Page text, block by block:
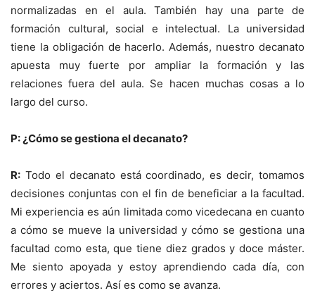
normalizadas en el aula. También hay una parte de
formación cultural, social e intelectual. La universidad
tiene la obligación de hacerlo. Además, nuestro decanato
apuesta muy fuerte por ampliar la formación y las
relaciones fuera del aula. Se hacen muchas cosas a lo
largo del curso.
P: ¿Cómo se gestiona el decanato?
R: Todo el decanato está coordinado, es decir, tomamos
decisiones conjuntas con el fin de beneficiar a la facultad.
Mi experiencia es aún limitada como vicedecana en cuanto
a cómo se mueve la universidad y cómo se gestiona una
facultad como esta, que tiene diez grados y doce máster.
Me siento apoyada y estoy aprendiendo cada día, con
errores y aciertos. Así es como se avanza.